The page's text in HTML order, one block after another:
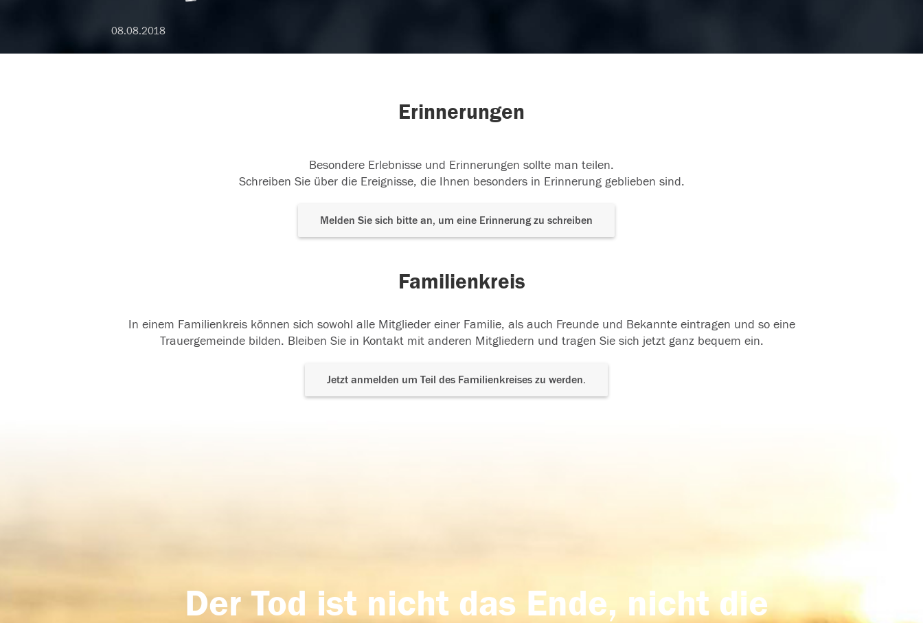
08.08.2018
Erinnerungen
Besondere Erlebnisse und Erinnerungen sollte man teilen.
Schreiben Sie über die Ereignisse, die Ihnen besonders in Erinnerung geblieben sind.
Melden Sie sich bitte an, um eine Erinnerung zu schreiben
Familienkreis
In einem Familienkreis können sich sowohl alle Mitglieder einer Familie, als auch Freunde und Bekannte eintragen und so eine
Trauergemeinde bilden. Bleiben Sie in Kontakt mit anderen Mitgliedern und tragen Sie sich jetzt ganz bequem ein.
Jetzt anmelden um Teil des Familienkreises zu werden.
Der Tod ist nicht das Ende, nicht die